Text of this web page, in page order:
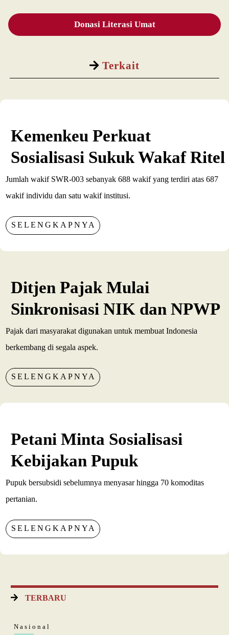
Terkait
Donasi Literasi Umat
Kemenkeu Perkuat
Sosialisasi Sukuk Wakaf Ritel
Jumlah wakif SWR-003 sebanyak 688 wakif yang terdiri atas 687
wakif individu dan satu wakif institusi.
SELENGKAPNYA
Ditjen Pajak Mulai
Sinkronisasi NIK dan NPWP
Pajak dari masyarakat digunakan untuk membuat Indonesia
berkembang di segala aspek.
SELENGKAPNYA
Petani Minta Sosialisasi
Kebijakan Pupuk
Pupuk bersubsidi sebelumnya menyasar hingga 70 komoditas
pertanian.
SELENGKAPNYA
TERBARU
Nasional